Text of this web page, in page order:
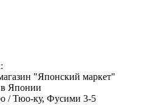
"Японский маркет"
в Японии
/ Тюо-ку, Фусими 3-5